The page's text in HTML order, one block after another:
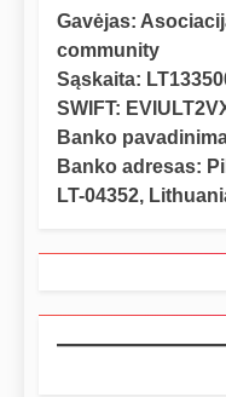
Gavėjas:
community
Sąskaita:
SWIFT:
Banko
Banko adresas:
LT-04352,